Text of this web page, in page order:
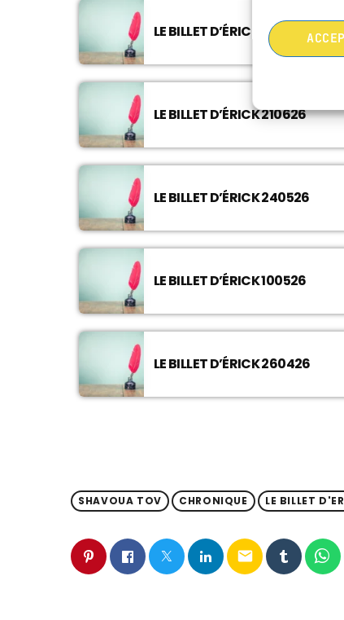
LE BILLET D’ÉRICK 050726
LE BILLET D’ÉRICK 210626
LE BILLET D’ÉRICK 240526
LE BILLET D’ÉRICK 100526
LE BILLET D’ÉRICK 260426
SHAVOUA TOV CHRONIQUE LE BILLET
email